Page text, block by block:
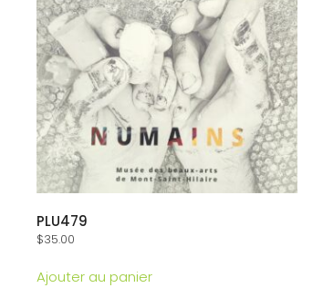
PLU479
$35.00
Ajouter au panier